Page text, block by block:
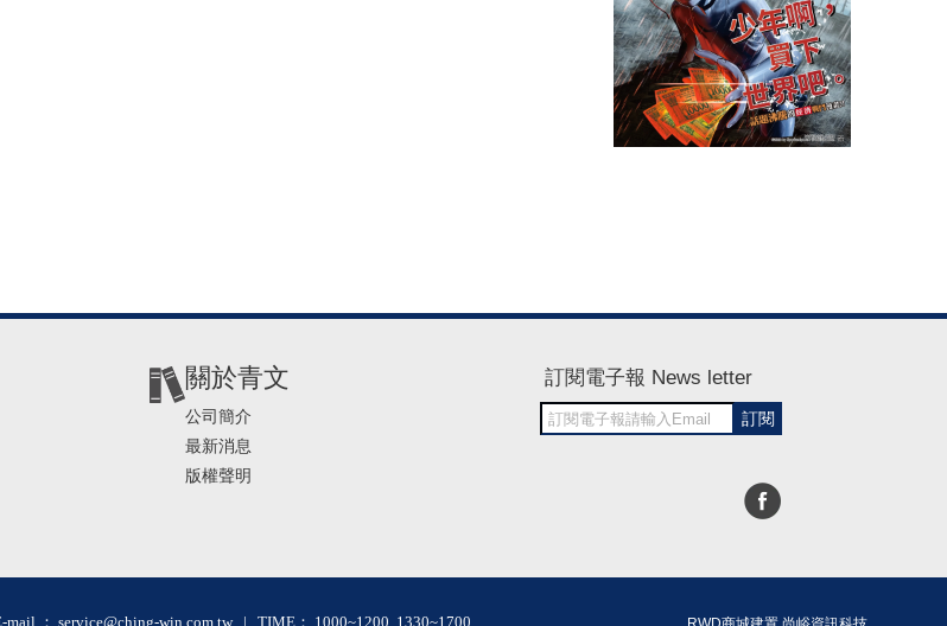
關於青文
公司簡介
最新消息
版權聲明
訂閱電子報 News letter
訂閱
： service@ching-win.com.tw | TIME： 1000~1200 1330~1700